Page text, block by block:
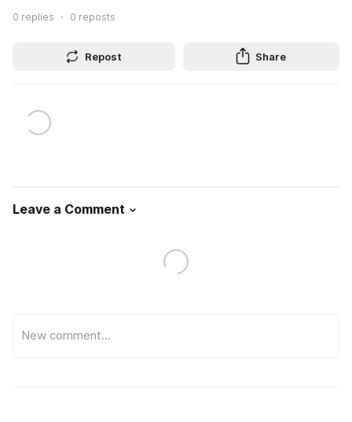
0 replies 0 reposts
Repost Share
Leave a Comment